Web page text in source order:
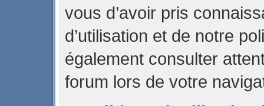
vous d’avoir pris
d’utilisation et de notre
également consulter
forum lors de votre